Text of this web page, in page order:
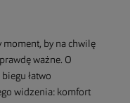
moment, by na chwilę
ważne. O
łatwo
widzenia: komfort